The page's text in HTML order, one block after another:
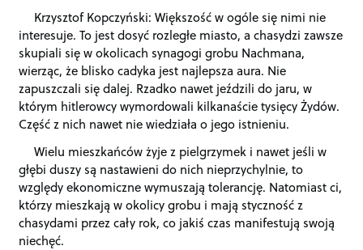
Krzysztof Kopczyński: Większość w ogóle się nimi nie
interesuje. To jest dosyć rozległe miasto, a chasydzi zawsze
skupiali się w okolicach synagogi grobu Nachmana,
wierząc, że blisko cadyka jest najlepsza aura. Nie
zapuszczali się dalej. Rzadko nawet jeździli do jaru, w
którym hitlerowcy wymordowali kilkanaście tysięcy Żydów.
Część z nich nawet nie wiedziała o jego istnieniu.
Wielu mieszkańców żyje z pielgrzymek i nawet jeśli w
głębi duszy są nastawieni do nich nieprzychylnie, to
względy ekonomiczne wymuszają tolerancję. Natomiast ci,
którzy mieszkają w okolicy grobu i mają styczność z
chasydami przez cały rok, co jakiś czas manifestują swoją
niechęć.